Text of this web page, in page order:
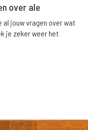
over ale
al jouw vragen over wat
je zeker weer het